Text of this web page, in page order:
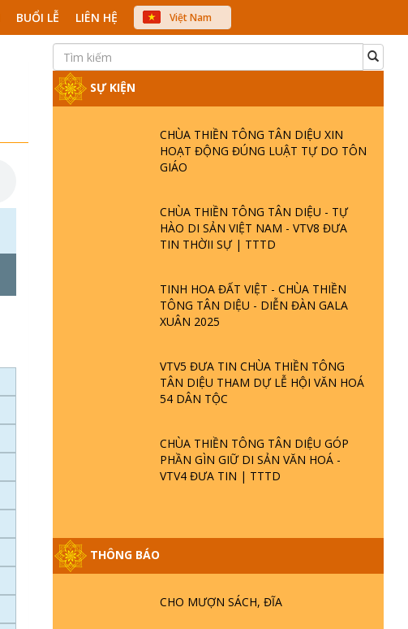
BUỔI LỄ LIÊN HỆ
Việt Nam
中文
SỰ KIỆN
CHÙA THIỀN TÔNG TÂN DIỆU XIN
HOẠT ĐỘNG ĐÚNG LUẬT TỰ DO TÔN
GIÁO
CHÙA THIỀN TÔNG TÂN DIỆU - TỰ
HÀO DI SẢN VIỆT NAM - VTV8 ĐƯA
TIN THỜII SỰ | TTTD
TINH HOA ĐẤT VIỆT - CHÙA THIỀN
TÔNG TÂN DIỆU - DIỄN ĐÀN GALA
XUÂN 2025
VTV5 ĐƯA TIN CHÙA THIỀN TÔNG
TÂN DIỆU THAM DỰ LỄ HỘI VĂN HOÁ
54 DÂN TỘC
CHÙA THIỀN TÔNG TÂN DIỆU GÓP
PHẦN GÌN GIỮ DI SẢN VĂN HOÁ -
VTV4 ĐƯA TIN | TTTD
THÔNG BÁO
CHO MƯỢN SÁCH, ĐĨA
HỘI GÌ? TỬ VÌ ĐẠO